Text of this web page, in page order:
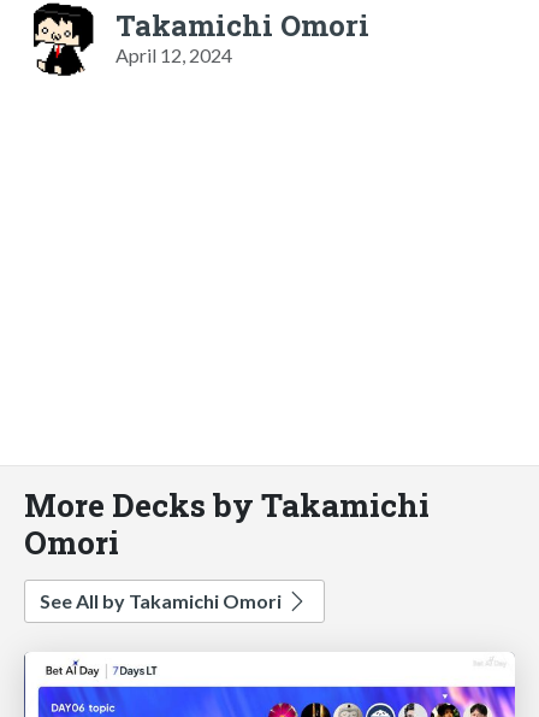
Takamichi Omori
April 12, 2024
More Decks by Takamichi
Omori
See All by Takamichi Omori